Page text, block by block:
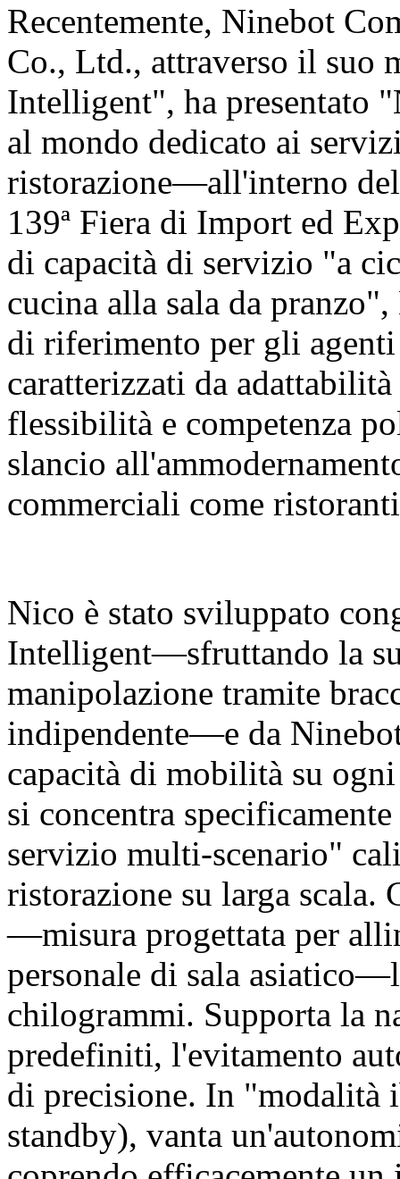
Recentemente, Ninebot
Co., Ltd., attraverso il suo
Intelligent", ha
al mondo dedicato ai
ristorazione—all'interno
139ª Fiera di Import ed
di capacità di servizio "a
cucina alla sala da
di riferimento per gli
caratterizzati da
flessibilità e competenza
slancio
commerciali come
Nico è stato sviluppato
Intelligent—sfruttando la
manipolazione tramite
indipendente—e da
capacità di mobilità su
si concentra
servizio multi-scenario"
ristorazione su larga scala.
—misura progettata per
personale di sala
chilogrammi. Supporta la
predefiniti, l'evitamento
di precisione. In "modalità
standby), vanta